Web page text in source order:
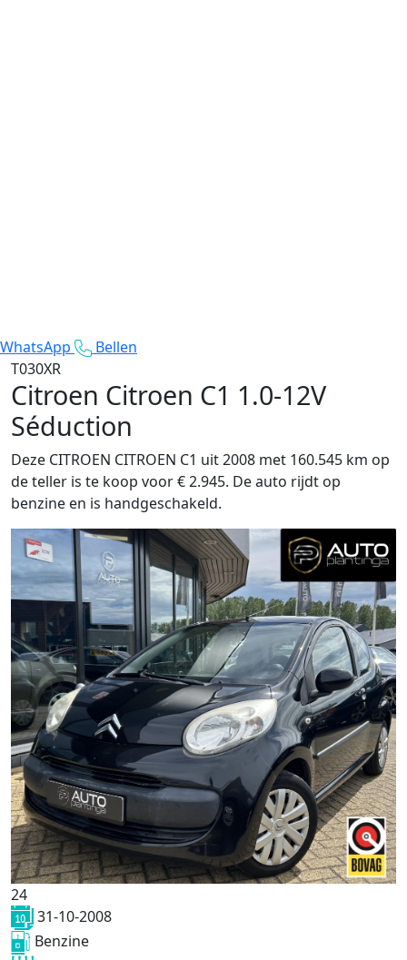
WhatsApp
Bellen
T030XR
Citroen Citroen C1 1.0-12V
Séduction
Deze CITROEN CITROEN C1 uit 2008 met 160.545 km op
de teller is te koop voor € 2.945. De auto rijdt op
benzine en is handgeschakeld.
24
31-10-2008
Benzine